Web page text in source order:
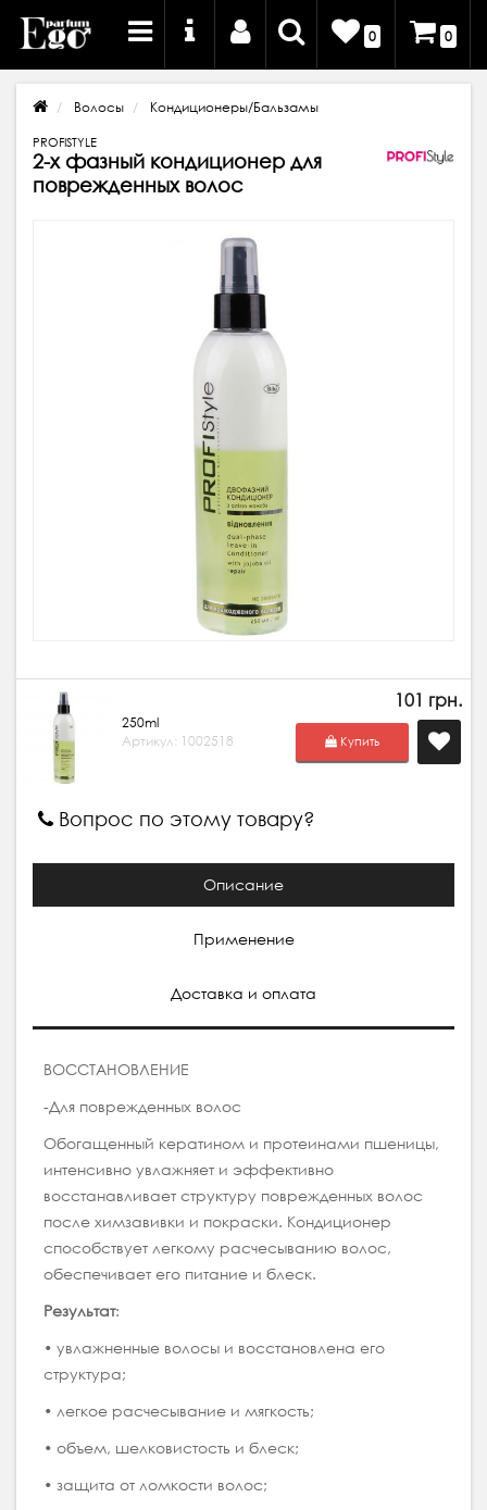
0 0
Волосы Кондиционеры/Бальзамы
PROFISTYLE
2-х фазный кондиционер для
поврежденных волос
250ml
Артикул: 1002518
101 грн.
Купить
Вопрос по этому товару?
Описание
Применение
Доставка и оплата
ВОССТАНОВЛЕНИЕ
-Для поврежденных волос
Обогащенный кератином и протеинами пшеницы,
интенсивно увлажняет и эффективно
восстанавливает структуру поврежденных волос
после химзавивки и покраски. Кондиционер
способствует легкому расчесыванию волос,
обеспечивает его питание и блеск.
Результат:
• увлажненные волосы и восстановлена его
структура;
• легкое расчесывание и мягкость;
• объем, шелковистость и блеск;
• защита от ломкости волос;